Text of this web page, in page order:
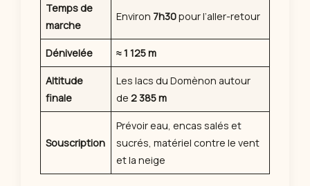
Temps de
marche
Environ 7h30pour l’aller-retour
Dénivelée ≈ 1 125 m
Altitude
finale
Les lacs du Domènon autour
de 2 385 m
Souscription
Prévoir eau, encas salés et
sucrés, matériel contre le vent
et la neige